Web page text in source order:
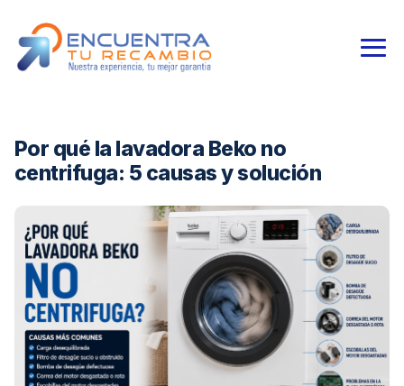
Por qué la lavadora Beko no
centrifuga: 5 causas y solución